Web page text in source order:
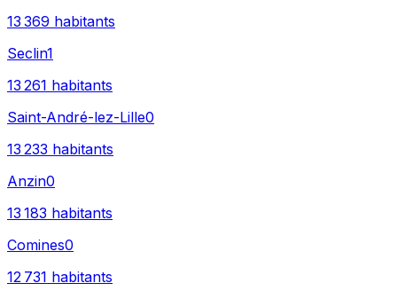
13 369 habitants
Seclin1
13 261 habitants
Saint-André-lez-Lille0
13 233 habitants
Anzin0
13 183 habitants
Comines0
12 731 habitants